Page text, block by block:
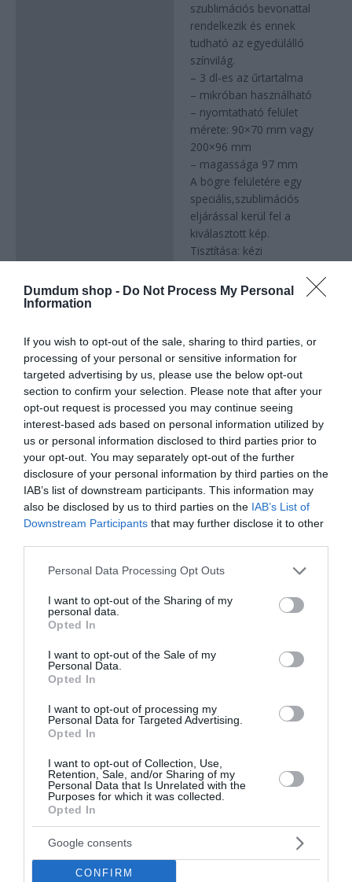
Dumdum shop - Do Not Process My Personal
Information
If you wish to opt-out of the sale, sharing to third parties, or
processing of your personal or sensitive information for
targeted advertising by us, please use the below opt-out
section to confirm your selection. Please note that after your
opt-out request is processed you may continue seeing
interest-based ads based on personal information utilized by
us or personal information disclosed to third parties prior to
your opt-out. You may separately opt-out of the further
disclosure of your personal information by third parties on the
IAB’s list of downstream participants. This information may
also be disclosed by us to third parties on the IAB’s List of
Downstream Participants that may further disclose it to other
Please note that this website/app uses one or more Google
not limited to your visit or usage behaviour. You may click to
grant or deny consent to Google and its third-party tags to
use your data for below specified purposes in below Google
consent section.
Personal Data Processing Opt Outs
I want to opt-out of the Sharing of my
personal data.
Opted In
I want to opt-out of the Sale of my
Personal Data.
Opted In
I want to opt-out of processing my
Personal Data for Targeted Advertising.
Opted In
I want to opt-out of Collection, Use,
Retention, Sale, and/or Sharing of my
Personal Data that Is Unrelated with the
Purposes for which it was collected.
Opted In
Google consents
CONFIRM
szublimációs bevonattal
rendelkezik és ennek
tudható az egyedülálló
színvilág.
– 3 dl-es az űrtartalma
– mikróban használható
– nyomtatható felület
mérete: 90×70 mm vagy
200×96 mm
– magassága 97 mm
A bögre felületére egy
speciális,szublimációs
eljárással kerül fel a
kiválasztott kép.
Tisztítása: kézi
Mosogató gépben való
tisztítása nem
vegyszer a bögre
felületére nyomott képet
bemattíthatja és a színét
kifakítja.
A terméken látható minta
csak illusztráció.
Kapcsolódó termékek
-50%
Bögre
A LEGJOBB ÉVJÁRAT –
1970 ÉVSZÁMOS BÖGRE
Original
was:
Current
is:
-50%
A LEGJOBB ÉVJÁRAT –
1968 ÉVSZÁMOS BÖGRE
5
Original
was:
Current
is:
Original
price
was:
2.000 Ft.
Current
is:
1.000 Ft.